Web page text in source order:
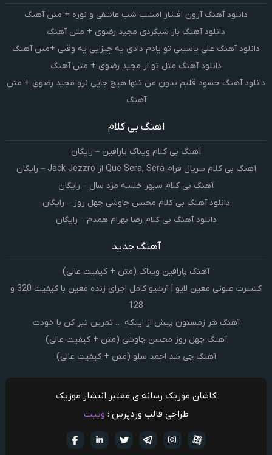
دانلود آهنگ آرون افشار امشب شب عاشقی و نوره + متن آهنگ
دانلود آهنگ باز شبگردی مجید رضوی + متن آهنگ
دانلود آهنگ علی یاسینی تو یادم دادی یه چیزایی یه وقتی +متن آهنگ
دانلود آهنگ مثل تو از مجید رضوی + متن آهنگ
دانلود آهنگ حسود قلبم بدون من تنها هیچ جایی نرو مجید رضوی + متن
آهنگ
اهنگ بی کلام
آهنگ بی کلام ویناک پارافین – رایگان
آهنگ بی کلام سریال فرام Que Sera, Sera از Jack Jezzro – رایگان
آهنگ بی کلام سپهر خلسه مرد سال – رایگان
دانلود آهنگ بی کلام محسن چاوشی چهل روز – رایگان
دانلود آهنگ بی کلام رضا بهرام همدم – رایگان
آهنگ جدید
آهنگ پارافین ویناک (متن + کیفیت عالی)
کنسرت صوتی معین لایو | آرشیو کامل اجرای زنده معین با کیفیت 320 و
128
آهنگ هر زمستون پیش از اینکه … تمرین تبر کن با خودت
آهنگ چهل روز محسن چاوشی (متن + کیفیت عالی)
آهنگ چی شد احمد سلو (متن + کیفیت عالی)
کاشان موزیک رسانه ی معتبر انتشار موزیک
طراحی قالب وردپرس : وبیت
تويتر تلگرام
اینستاگرام آپارات